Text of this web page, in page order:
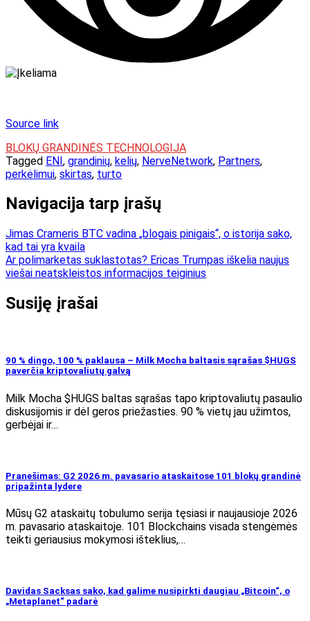
Source link
BLOKŲ GRANDINĖS TECHNOLOGIJA
Tagged ENI, grandinių, kelių, NerveNetwork, Partners,
perkėlimui, skirtas, turto
Navigacija tarp įrašų
Jimas Crameris BTC vadina „blogais pinigais“, o istorija sako,
kad tai yra kvaila
Ar polimarketas suklastotas? Ericas Trumpas iškelia naujus
viešai neatskleistos informacijos teiginius
Susiję įrašai
90 % dingo, 100 % paklausa – Milk Mocha baltasis sąrašas $HUGS
paverčia kriptovaliutų galvą
Milk Mocha $HUGS baltas sąrašas tapo kriptovaliutų pasaulio
diskusijomis ir dėl geros priežasties. 90 % vietų jau užimtos,
gerbėjai ir…
Pranešimas: G2 2026 m. pavasario ataskaitose 101 blokų grandinė
pripažinta lydere
Mūsų G2 ataskaitų tobulumo serija tęsiasi ir naujausioje 2026
m. pavasario ataskaitoje. 101 Blockchains visada stengėmės
teikti geriausius mokymosi išteklius,…
Davidas Sacksas sako, kad galime nusipirkti daugiau „Bitcoin“, o
„Metaplanet“ padarė